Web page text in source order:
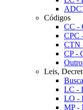
Códigos
CC -
CPC
CTN
CP -
Leis,
LC -
LO -
MP -